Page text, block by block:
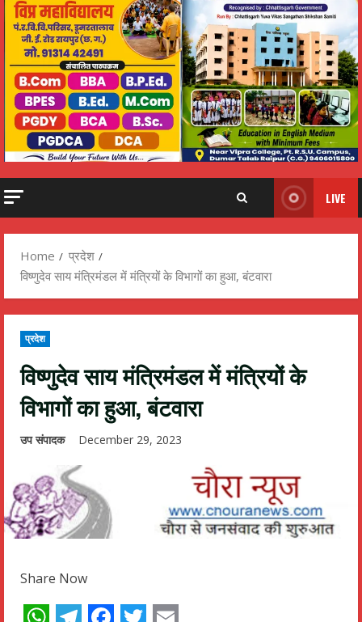
LIVE
Home
प्रदेश
विष्णुदेव साय मंत्रिमंडल में मंत्रियों के विभागों का हुआ, बंटवारा
प्रदेश
विष्णुदेव साय मंत्रिमंडल में मंत्रियों के
विभागों का हुआ, बंटवारा
उप संपादक December 29, 2023
Share Now